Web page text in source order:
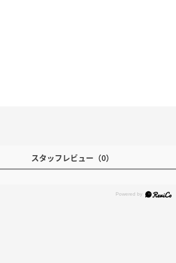
スタッフレビュー （0）